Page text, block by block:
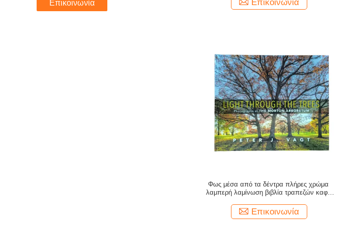
Επικοινωνία Επικοινωνία
Φως μέσα από τα δέντρα πλήρες χρώμα
λαμπερή λαμίνωση βιβλία τραπεζών καφέ
φωτογραφιών
Επικοινωνία